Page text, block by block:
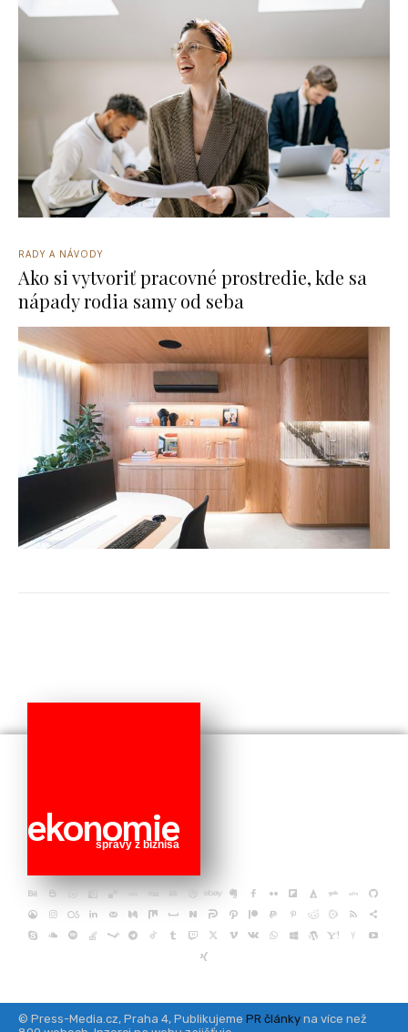
RADY A NÁVODY
Ako si vytvoriť pracovné prostredie, kde sa
nápady rodia samy od seba
ekonomie
správy z biznisa
© Press-Media.cz, Praha 4, Publikujeme PR články na více než